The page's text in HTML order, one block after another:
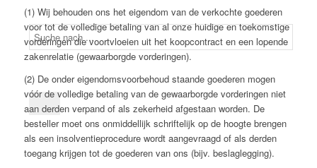
(1) Wij behouden ons het eigendom van de verkochte goederen
voor tot de volledige betaling van al onze huidige en toekomstige
vorderingen die voortvloeien uit het koopcontract en een lopende
zakenrelatie (gewaarborgde vorderingen).
(2) De onder eigendomsvoorbehoud staande goederen mogen
vóór de volledige betaling van de gewaarborgde vorderingen niet
aan derden verpand of als zekerheid afgestaan worden. De
besteller moet ons onmiddellijk schriftelijk op de hoogte brengen
als een insolventieprocedure wordt aangevraagd of als derden
toegang krijgen tot de goederen van ons (bijv. beslaglegging).